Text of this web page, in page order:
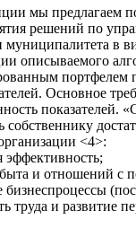
мы предлагаем
решений по
муниципалитета в
описываемого
портфелем
Основное
показателей.
собственнику
<4>:
и отношений с
труда и развитие